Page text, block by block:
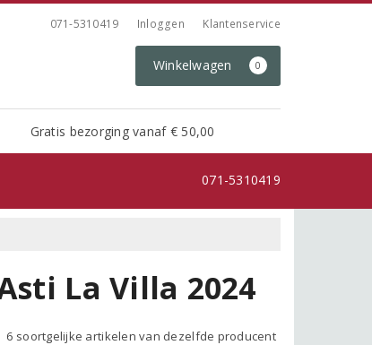
071-5310419 Inloggen Klantenservice
Winkelwagen 0
Gratis bezorging vanaf € 50,00
071-5310419
La Villa 2024
6 soortgelijke artikelen van dezelfde producent